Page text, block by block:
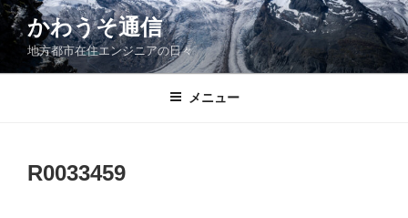
コ
ン
ン
かわうそ通信
地方都市在住エンジニアの日々
メニュー
R0033459